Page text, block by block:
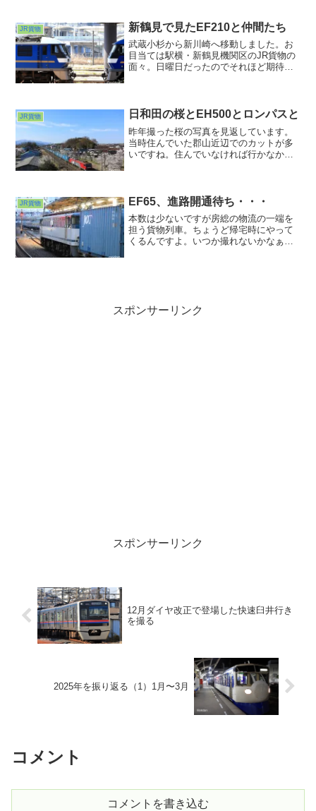
汗。今度はこれが視界に入りました。電
気式ディーゼル機関車のDD200でした。
JR貨物 新鶴見で見たEF210と仲間たち
武蔵小杉から新川崎へ移動しました。お
目当ては駅横・新鶴見機関区のJR貨物の
面々。日曜日だったのでそれほど期待し
太郎の一味wのことを連想してしまいがち
JR貨物 日和田の桜とEH500とロンパスと
昨年撮った桜の写真を見返しています。
当時住んでいた郡山近辺でのカットが多
いですね。住んでいなければ行かなかっ
JR貨物 EF65、進路開通待ち・・・
本数は少ないですが房総の物流の一端を
担う貨物列車。ちょうど帰宅時にやって
くるんですよ。いつか撮れないかなぁと
スポンサーリンク
スポンサーリンク
12月ダイヤ改正で登場した快速臼井行き
を撮る
2025年を振り返る（1）1月〜3月
コメント
コメントを書き込む